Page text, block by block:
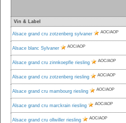
Vin & Label
Alsace grand cru zotzenberg sylvaner AOC/AOP
Alsace blanc Sylvaner AOC/AOP
Alsace grand cru zinnkoepfle riesling AOC/AOP
Alsace grand cru zotzenberg riesling AOC/AOP
Alsace grand cru mambourg riesling AOC/AOP
Alsace grand cru marckrain riesling AOC/AOP
Alsace grand cru ollwiller riesling AOC/AOP